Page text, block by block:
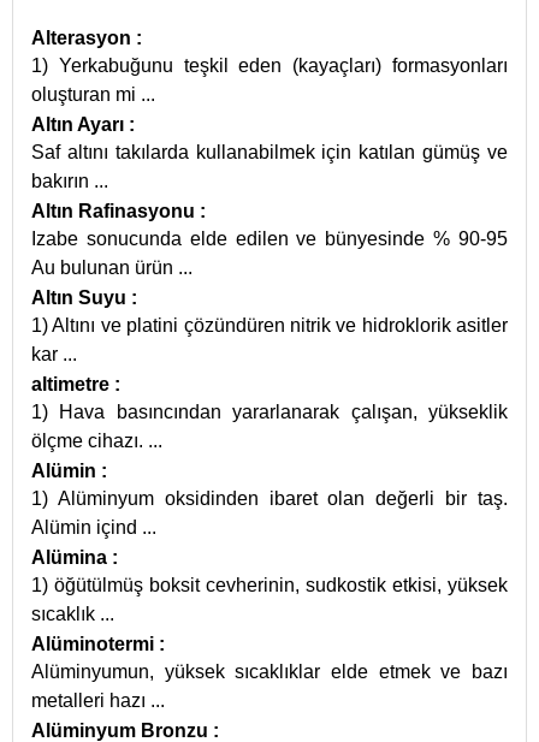
Alterasyon :
1) Yerkabuğunu teşkil eden (kayaçları) formasyonları
oluşturan mi ...
Altın Ayarı :
Saf altını takılarda kullanabilmek için katılan gümüş ve
bakırın ...
Altın Rafinasyonu :
Izabe sonucunda elde edilen ve bünyesinde % 90-95
Au bulunan ürün ...
Altın Suyu :
1) Altını ve platini çözündüren nitrik ve hidroklorik asitler
kar ...
altimetre :
1) Hava basıncından yararlanarak çalışan, yükseklik
ölçme cihazı. ...
Alümin :
1) Alüminyum oksidinden ibaret olan değerli bir taş.
Alümin içind ...
Alümina :
1) öğütülmüş boksit cevherinin, sudkostik etkisi, yüksek
sıcaklık ...
Alüminotermi :
Alüminyumun, yüksek sıcaklıklar elde etmek ve bazı
metalleri hazı ...
Alüminyum Bronzu :